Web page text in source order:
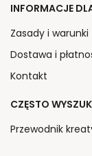
INFORMACJE
Zasady i warunki
Dostawa i
Kontakt
CZĘSTO
Przewodnik